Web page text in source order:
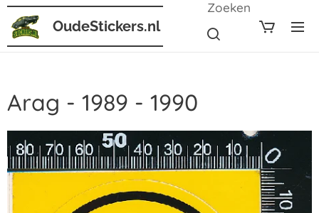
OudeStickers.nl
Zoeken
Arag - 1989 - 1990